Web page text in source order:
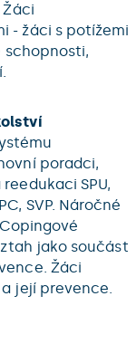
- žáci s potížemi
schopnosti,
poradci,
SPU,
SVP. Náročné
jako součást
Žáci
její prevence.